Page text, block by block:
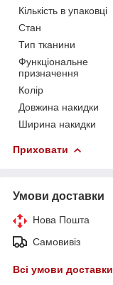
Кількість в упаковці
Стан
Тип тканини
Функціональне
призначення
Колір
Довжина накидки
Ширина накидки
Приховати
Умови доставки
Нова Пошта
Самовивіз
Всі умови доставки